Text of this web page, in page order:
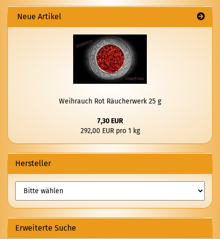
Neue Artikel
Weih­rauch Rot Räu­cher­werk 25 g
7,30 EUR
292,00 EUR pro 1 kg
Hersteller
Erweiterte Suche